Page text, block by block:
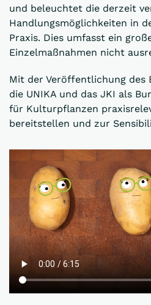
und beleuchtet die derzeit
Handlungsmöglichkeiten in
Praxis. Dies umfasst ein
Einzelmaßnahmen nicht
Mit der Veröffentlichung des
die UNIKA und das JKI als
für Kulturpflanzen
bereitstellen und zur